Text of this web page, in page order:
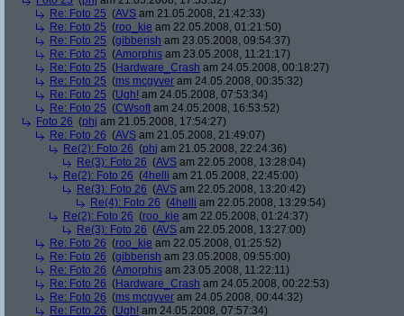
Re: Foto 25 (AVS am 21.05.2008, 21:42:33)
Re: Foto 25 (roo_kie am 22.05.2008, 01:21:50)
Re: Foto 25 (gibberish am 23.05.2008, 09:54:37)
Re: Foto 25 (Amorphis am 23.05.2008, 11:21:17)
Re: Foto 25 (Hardware_Crash am 24.05.2008, 00:18:27)
Re: Foto 25 (ms mcgyver am 24.05.2008, 00:35:32)
Re: Foto 25 (Ugh! am 24.05.2008, 07:53:34)
Re: Foto 25 (CWsoft am 24.05.2008, 16:53:52)
Foto 26 (phj am 21.05.2008, 17:54:27)
Re: Foto 26 (AVS am 21.05.2008, 21:49:07)
Re(2): Foto 26 (phj am 21.05.2008, 22:24:36)
Re(3): Foto 26 (AVS am 22.05.2008, 13:28:04)
Re(2): Foto 26 (4helli am 21.05.2008, 22:45:00)
Re(3): Foto 26 (AVS am 22.05.2008, 13:20:42)
Re(4): Foto 26 (4helli am 22.05.2008, 13:29:54)
Re(2): Foto 26 (roo_kie am 22.05.2008, 01:24:37)
Re(3): Foto 26 (AVS am 22.05.2008, 13:27:00)
Re: Foto 26 (roo_kie am 22.05.2008, 01:25:52)
Re: Foto 26 (gibberish am 23.05.2008, 09:55:00)
Re: Foto 26 (Amorphis am 23.05.2008, 11:22:11)
Re: Foto 26 (Hardware_Crash am 24.05.2008, 00:22:53)
Re: Foto 26 (ms mcgyver am 24.05.2008, 00:44:32)
Re: Foto 26 (Ugh! am 24.05.2008, 07:57:34)